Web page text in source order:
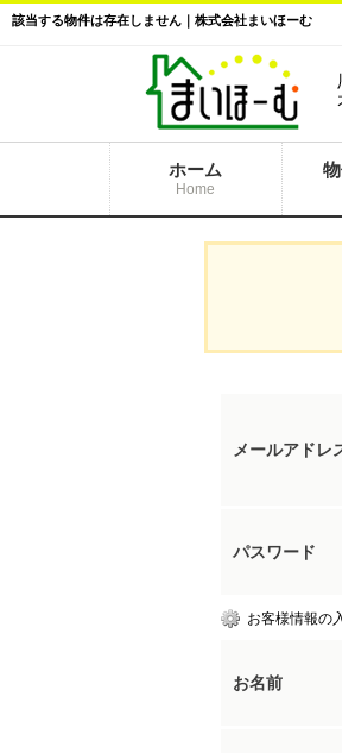
該当する物件は存在しません｜株式会社まいほーむ
ホーム
Home
メールアドレ
パスワード
お客様情報の
お名前